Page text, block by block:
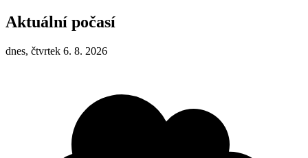
Aktuální počasí
dnes, čtvrtek 6. 8. 2026